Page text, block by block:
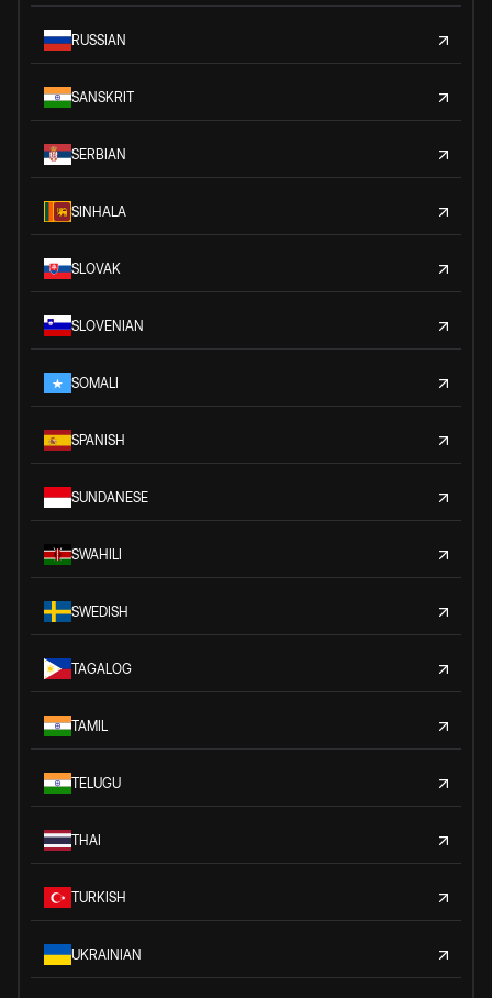
RUSSIAN
SANSKRIT
SERBIAN
SINHALA
SLOVAK
SLOVENIAN
SOMALI
SPANISH
SUNDANESE
SWAHILI
SWEDISH
TAGALOG
TAMIL
TELUGU
THAI
TURKISH
UKRAINIAN